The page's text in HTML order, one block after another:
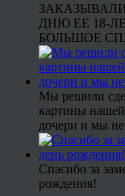
ДНЮ ЕЕ 18-
БОЛЬШОЕ
Мы решили
картины
дочери и мы
Спасибо за
рождения!